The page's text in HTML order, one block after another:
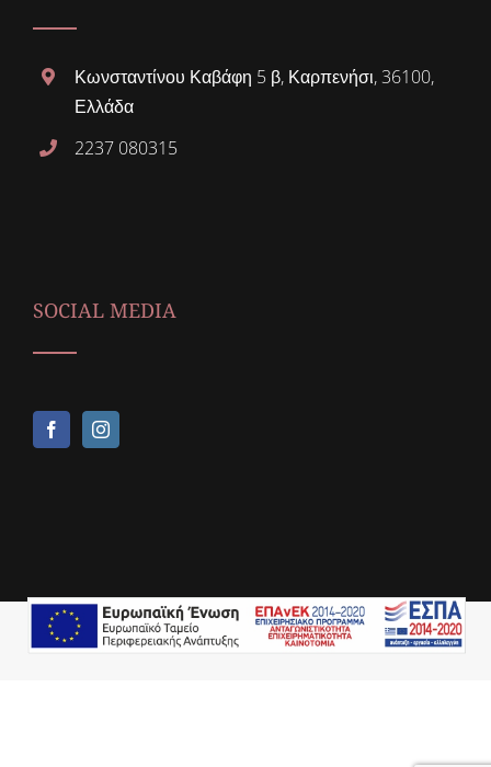
Κωνσταντίνου Καβάφη 5 β, Καρπενήσι, 36100,
Ελλάδα
2237 080315
SOCIAL MEDIA
Copyright © 2018, Icop Web Services